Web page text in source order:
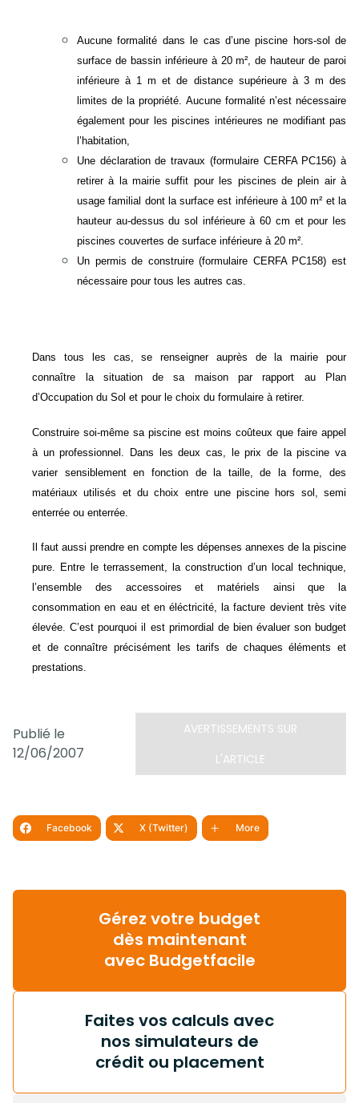
Aucune formalité dans le cas d’une piscine hors-sol de
surface de bassin inférieure à 20 m², de hauteur de paroi
inférieure à 1 m et de distance supérieure à 3 m des
limites de la propriété. Aucune formalité n’est nécessaire
également pour les piscines intérieures ne modifiant pas
l’habitation,
Une déclaration de travaux (formulaire CERFA PC156) à
retirer à la mairie suffit pour les piscines de plein air à
usage familial dont la surface est inférieure à 100 m² et la
hauteur au-dessus du sol inférieure à 60 cm et pour les
piscines couvertes de surface inférieure à 20 m².
Un permis de construire (formulaire CERFA PC158) est
nécessaire pour tous les autres cas.
Dans tous les cas, se renseigner auprès de la mairie pour
connaître la situation de sa maison par rapport au Plan
d’Occupation du Sol et pour le choix du formulaire à retirer.
Construire soi-même sa piscine est moins coûteux que faire appel
à un professionnel. Dans les deux cas, le prix de la piscine va
varier sensiblement en fonction de la taille, de la forme, des
matériaux utilisés et du choix entre une piscine hors sol, semi
enterrée ou enterrée.
Il faut aussi prendre en compte les dépenses annexes de la piscine
pure. Entre le terrassement, la construction d’un local technique,
l’ensemble des accessoires et matériels ainsi que la
consommation en eau et en éléctricité, la facture devient très vite
élevée. C’est pourquoi il est primordial de bien évaluer son budget
et de connaître précisément les tarifs de chaques éléments et
prestations.
Publié le
12/06/2007
AVERTISSEMENTS SUR
L'ARTICLE
Facebook X (Twitter) More
Gérez votre budget
dès maintenant
avec Budgetfacile
Faites vos calculs avec
nos simulateurs de
crédit ou placement